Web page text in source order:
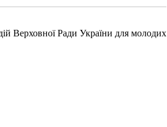
Верховної Ради України для молодих